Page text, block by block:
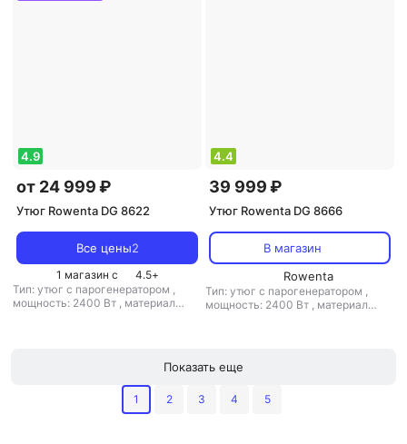
4.9
от 24 999 ₽
Утюг Rowenta DG 8622
Все цены2
1 магазин с 4.5+
Тип: утюг с парогенератором ,
мощность: 2400 Вт , материал
4.4
39 999 ₽
Утюг Rowenta DG 8666
В магазин
Rowenta
Тип: утюг с парогенератором ,
мощность: 2400 Вт , материал
Показать еще
1 2 3 4 5